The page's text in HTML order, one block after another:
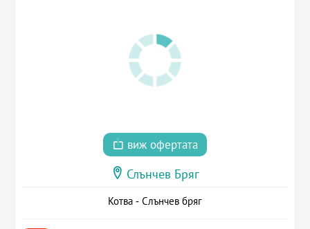
виж офертата
Слънчев Бряг
Котва - Слънчев бряг